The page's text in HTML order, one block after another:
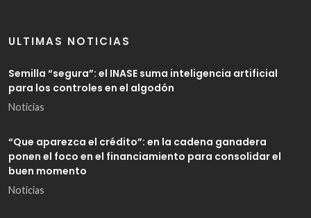
ULTIMAS NOTICIAS
Semilla “segura”: el INASE suma inteligencia artificial
para los controles en el algodón
Noticias
“Que aparezca el crédito”: en la cadena ganadera
ponen el foco en el financiamiento para consolidar el
buen momento
Noticias